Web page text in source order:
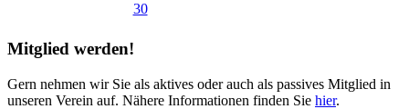
30
Mitglied werden!
Gern nehmen wir Sie als aktives oder auch als passives Mitglied in
unseren Verein auf. Nähere Informationen finden Sie hier.